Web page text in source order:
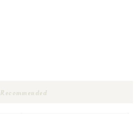
Recommended